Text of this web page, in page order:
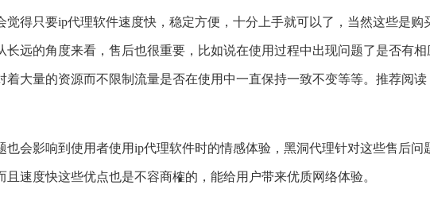
只要ip代理软件速度快，稳定方便，十分上手就可以了，当然这些是购
长远的角度来看，售后也很重要，比如说在使用过程中出现问题了是否有
着大量的资源而不限制流量是否在使用中一直保持一致不变等等。推荐阅读
影响到使用者使用ip代理软件时的情感体验，黑洞代理针对这些售后问
且速度快这些优点也是不容商榷的，能给用户带来优质网络体验。